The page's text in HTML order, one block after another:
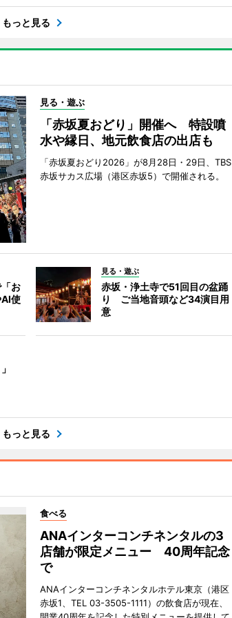
もっと見る
見る・遊ぶ
「赤坂夏おどり」開催へ 特設噴
水や縁日、地元飲食店の出店も
「赤坂夏おどり2026」が8月28日・29日、TBS
赤坂サカス広場（港区赤坂5）で開催される。
お
使
見る・遊ぶ
赤坂・浄土寺で51回目の盆踊
り ご当地音頭など34演目用
意
」
もっと見る
食べる
ANAインターコンチネンタルの3
店舗が限定メニュー 40周年記念
で
ANAインターコンチネンタルホテル東京（港区
赤坂1、TEL 03-3505-1111）の飲食店が現在、